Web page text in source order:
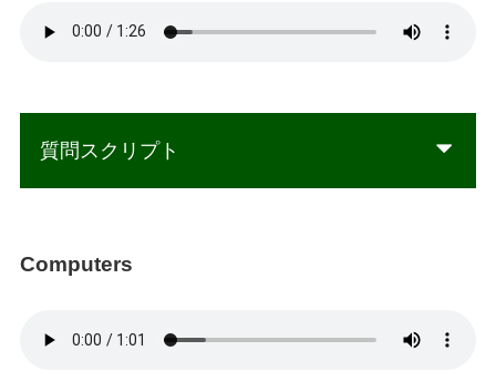
質問スクリプト
Computers